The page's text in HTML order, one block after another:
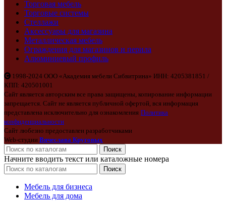
Торговая мебель
Торговые системы
Стеллажи
Аксессуары для магазина
Металлическая мебель
Ограждения для магазинов и перила
Алюминиевый профиль
1998-2024 ООО «Академия мебели Сибвитрина» ИНН: 4205381851 /
КПП: 420501001
Сайт является авторским все права защищены, копирование информации
запрещается. Сайт не является публичной офертой, вся информация
представлена исключительно для ознакомления Политика
конфиденциальности
Сайт любезно предоставлен разработчиками
Web-студии Вячеслава Круговых
Поиск
Начните вводить текст или каталожные номера
Поиск
Мебель для бизнеса
Мебель для дома